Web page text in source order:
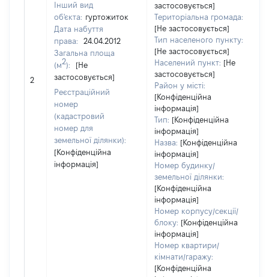
2
Інший вид
об'єкта: гуртожиток
Дата набуття
права:
24.04.2012
Загальна площа
(м2):
[Не
застосовується]
Реєстраційний
номер
(кадастровий
номер для
земельної ділянки):
[Конфіденційна
інформація]
застосовується]
Територіальна громада:
[Не застосовується]
Тип населеного пункту:
[Не застосовується]
Населений пункт: [Не
застосовується]
Район у місті:
[Конфіденційна
інформація]
Тип: [Конфіденційна
інформація]
Назва: [Конфіденційна
інформація]
Номер будинку/
земельної ділянки:
[Конфіденційна
інформація]
Номер корпусу/секції/
блоку: [Конфіденційна
інформація]
Номер квартири/
кімнати/гаражу:
[Конфіденційна